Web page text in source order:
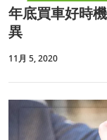
年底買車好時
異
11月 5, 2020